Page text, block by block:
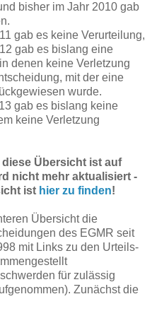
bisher im Jahr 2010 gab
gab es keine Verurteilung,
gab es bislang eine
denen keine Verletzung
mit der eine
wurde.
gab es bislang keine
keine Verletzung
diese Übersicht ist auf
nicht mehr aktualisiert -
ist hier zu finden!
Übersicht die
des EGMR seit
mit Links zu den Urteils-
für zulässig
Zunächst die